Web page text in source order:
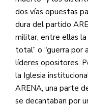
dos vías opuestas
dura del partido
militar, entre ellas la
total” o “guerra por
líderes opositores.
la Iglesia
ARENA, una parte
se decantaban por